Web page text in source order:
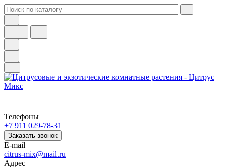
Телефоны
+7 911 029-78-31
Заказать звонок
E-mail
citrus-mix@mail.ru
Адрес